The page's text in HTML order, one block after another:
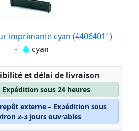
imprimante cyan (44064011)
Eigenschaft:
cyan
et délai de livraison
Expédition sous 24 heures
externe – Expédition sous
2-3 jours ouvrables